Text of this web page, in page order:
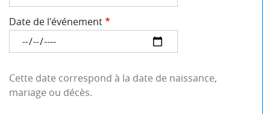
Date de l'événement
Cette date correspond à la date de naissance,
mariage ou décès.